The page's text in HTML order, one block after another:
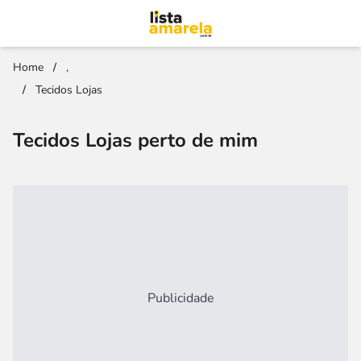
Home /
,
/
Tecidos Lojas
Tecidos Lojas perto de mim
Publicidade